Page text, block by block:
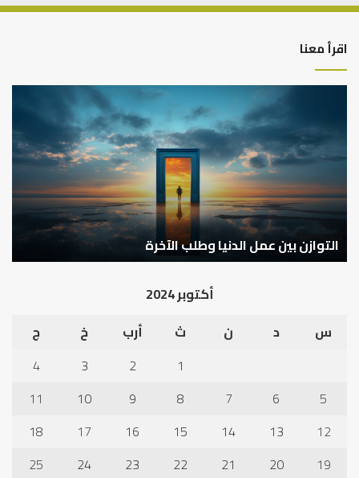
اقرأ معنا
كيف
العبادات
شخصية
الإنسان؟
كيف تشكل العبادات شخصية الإنسان؟
أكتوبر 2024
س
د ن ث أرب خ
ج
1
2
3
4
5
6
7
8
9
10
11
12
13
14
15
16
17
18
19
20
21
22
23
24
25